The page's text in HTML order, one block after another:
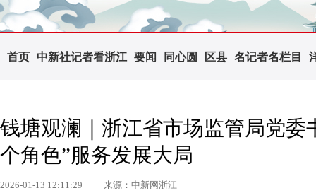
首页 中新社记者看浙江 要闻 同心圆 区县 名记者名栏目
钱塘观澜｜浙江省市场监管局党委
个角色”服务发展大局
2026-01-13 12:11:29 来源：中新网浙江